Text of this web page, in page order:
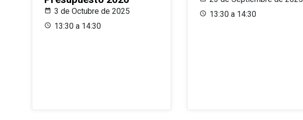
3 de Octubre de 2025
13:30 a 14:30
13:30 a 14:30